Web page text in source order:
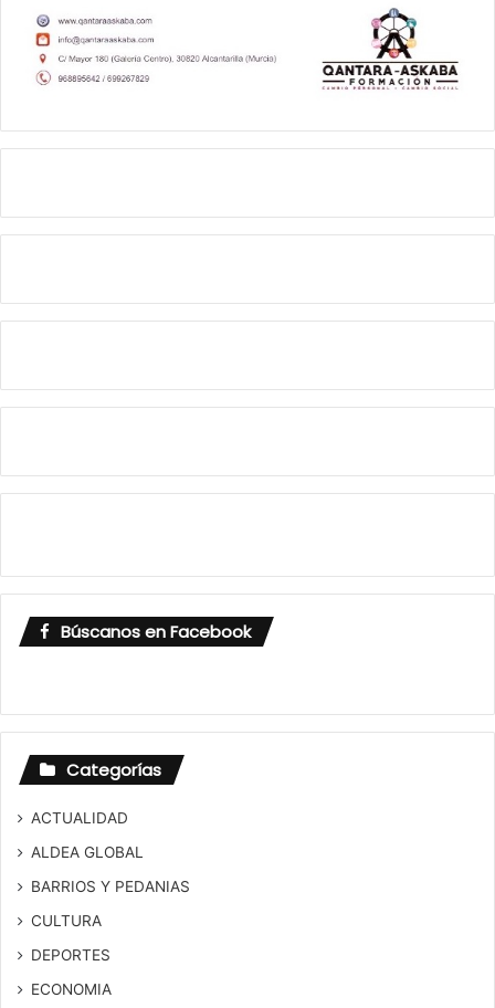
Búscanos en Facebook
Categorías
ACTUALIDAD
ALDEA GLOBAL
BARRIOS Y PEDANIAS
CULTURA
DEPORTES
ECONOMIA